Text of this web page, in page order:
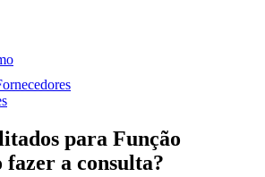
para Função
a consulta?